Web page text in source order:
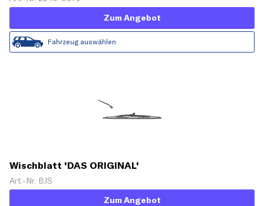
Zum Angebot
Fahrzeug auswählen
Wischblatt 'DAS ORIGINAL'
Art.-Nr. BJS
Zum Angebot